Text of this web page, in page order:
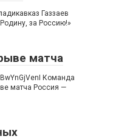
Газзаев
за Россию!»
матча
Команда
матча Россия —